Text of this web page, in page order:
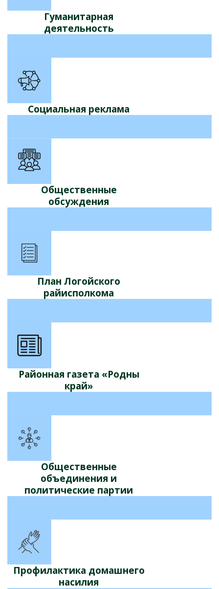
Гуманитарная
деятельность
Социальная реклама
Общественные
обсуждения
План Логойского
райисполкома
Районная газета «Родны
край»
Общественные
объединения и
политические партии
Профилактика домашнего
насилия